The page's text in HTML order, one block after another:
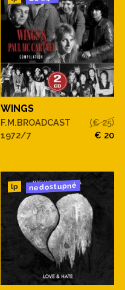
WINGS
F.M.BROADCAST
1972/7
(€ 25)
€ 20
lp nedostupné